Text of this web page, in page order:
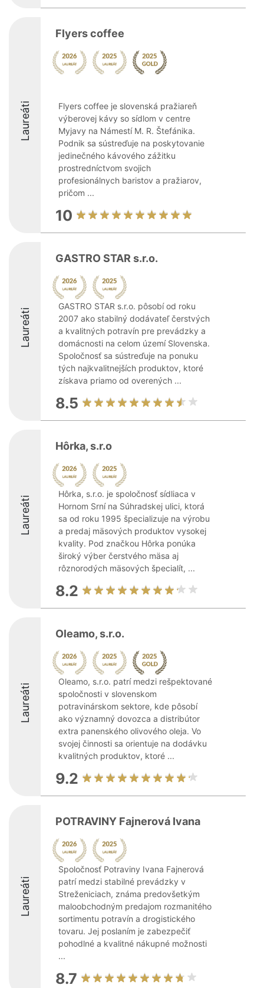
Laureáti
Flyers coffee
Flyers coffee je slovenská pražiareň
výberovej kávy so sídlom v centre
Myjavy na Námestí M. R. Štefánika.
Podnik sa sústreďuje na poskytovanie
jedinečného kávového zážitku
prostredníctvom svojich
profesionálnych baristov a pražiarov,
pričom ...
10
Laureáti
GASTRO STAR s.r.o.
GASTRO STAR s.r.o. pôsobí od roku
2007 ako stabilný dodávateľ čerstvých
a kvalitných potravín pre prevádzky a
domácnosti na celom území Slovenska.
Spoločnosť sa sústreďuje na ponuku
tých najkvalitnejších produktov, ktoré
získava priamo od overených ...
8.5
Laureáti
Hôrka, s.r.o
Hôrka, s.r.o. je spoločnosť sídliaca v
Hornom Srní na Súhradskej ulici, ktorá
sa od roku 1995 špecializuje na výrobu
a predaj mäsových produktov vysokej
kvality. Pod značkou Hôrka ponúka
široký výber čerstvého mäsa aj
rôznorodých mäsových špecialít, ...
8.2
Laureáti
Oleamo, s.r.o.
Oleamo, s.r.o. patrí medzi rešpektované
spoločnosti v slovenskom
potravinárskom sektore, kde pôsobí
ako významný dovozca a distribútor
extra panenského olivového oleja. Vo
svojej činnosti sa orientuje na dodávku
kvalitných produktov, ktoré ...
9.2
Laureáti
POTRAVINY Fajnerová Ivana
Spoločnosť Potraviny Ivana Fajnerová
patrí medzi stabilné prevádzky v
Streženiciach, známa predovšetkým
maloobchodným predajom rozmanitého
sortimentu potravín a drogistického
tovaru. Jej poslaním je zabezpečiť
pohodlné a kvalitné nákupné možnosti
...
8.7